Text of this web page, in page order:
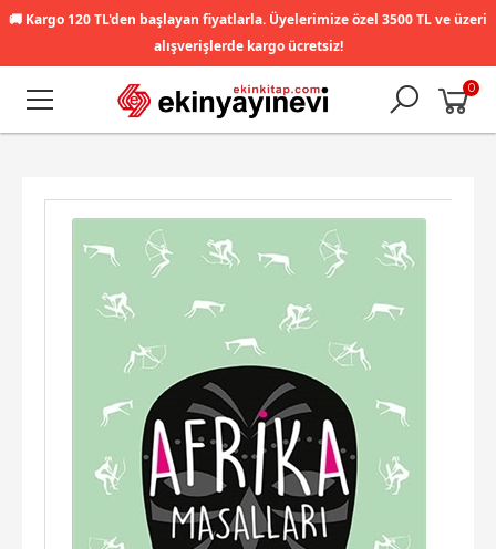
🚚 Kargo 120 TL'den başlayan fiyatlarla. Üyelerimize özel 3500 TL ve üzeri
alışverişlerde kargo ücretsiz!
0